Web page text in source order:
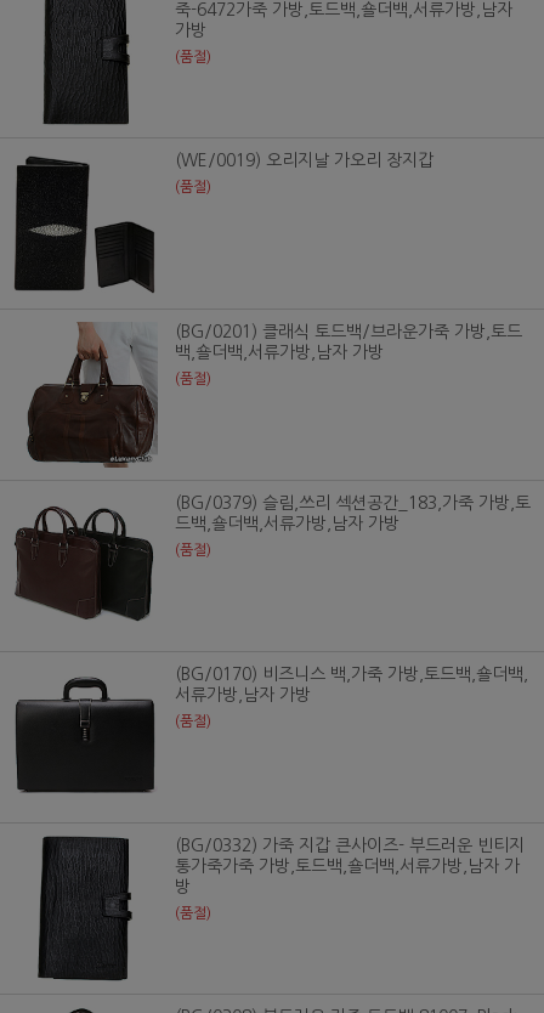
죽-6472가죽 가방,토드백,숄더백,서류가방,남자
가방
(품절)
(WE/0019) 오리지날 가오리 장지갑
(품절)
(BG/0201) 클래식 토드백/브라운가죽 가방,토드
백,숄더백,서류가방,남자 가방
(품절)
(BG/0379) 슬림,쓰리 섹션공간_183,가죽 가방,토
드백,숄더백,서류가방,남자 가방
(품절)
(BG/0170) 비즈니스 백,가죽 가방,토드백,숄더백,
서류가방,남자 가방
(품절)
(BG/0332) 가죽 지갑 큰사이즈- 부드러운 빈티지
통가죽가죽 가방,토드백,숄더백,서류가방,남자 가
방
(품절)